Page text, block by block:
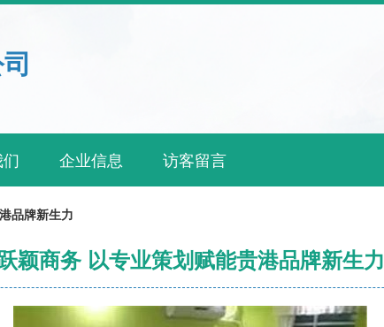
企业信息 访客留言
品牌新生力
颖商务 以专业策划赋能贵港品牌新生力